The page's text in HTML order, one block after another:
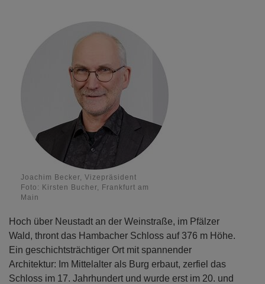
Joachim Becker, Vizepräsident
Foto: Kirsten Bucher, Frankfurt am
Main
Hoch über Neustadt an der Weinstraße, im Pfälzer
Wald, thront das Hambacher Schloss auf 376 m Höhe.
Ein geschichtsträchtiger Ort mit spannender
Architektur: Im Mittelalter als Burg erbaut, zerfiel das
Schloss im 17. Jahrhundert und wurde erst im 20. und